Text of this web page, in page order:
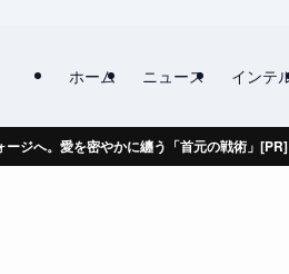
ホーム ニュース インテ
ージへ。愛を密やかに纏う「首元の戦術」[PR]